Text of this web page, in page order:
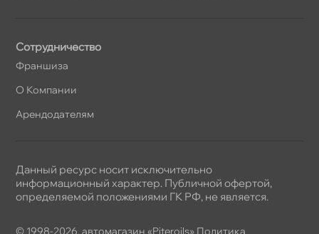
Сотрудничество
Франшиза
О Компании
Арендодателям
© 1998-2026, автомагазин «Piteroils» Политика
Данный ресурс носит исключительно
информационный характер. Публичной офертой,
определяемой положениями ГК РФ, не является.